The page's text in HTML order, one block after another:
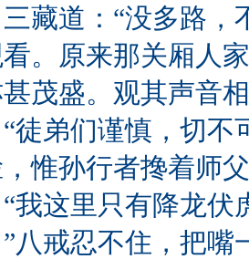
藏道：“没多路，
。原来那关厢人
茂盛。观其声音
徒弟们谨慎，切
惟孙行者搀着师
我这里只有降龙
八戒忍不住，把嘴